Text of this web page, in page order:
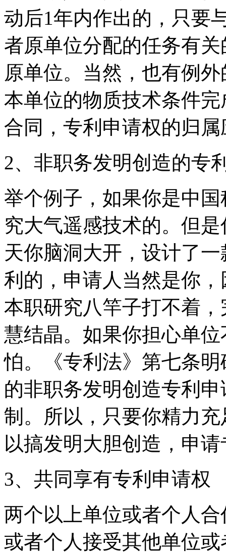
动后1年内作出的，只要
者原单位分配的任务有
原单位。当然，也有例
本单位的物质技术条件
合同，专利申请权的归
2、非职务发明创造的专
举个例子，如果你是中
究大气遥感技术的。但
天你脑洞大开，设计了
利的，申请人当然是你
本职研究八竿子打不着
慧结晶。如果你担心单
怕。《专利法》第七条
的非职务发明创造专利
制。所以，只要你精力
以搞发明大胆创造，申
3、共同享有专利申请权
两个以上单位或者个人
或者个人接受其他单位